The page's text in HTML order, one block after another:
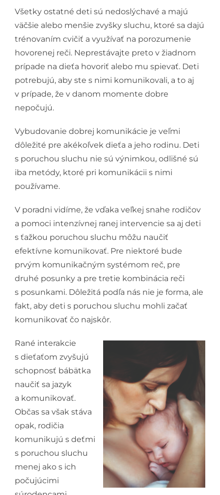
Všetky ostatné deti sú nedoslýchavé a majú
väčšie alebo menšie zvyšky sluchu, ktoré sa dajú
trénovaním cvičiť a využívať na porozumenie
hovorenej reči. Neprestávajte preto v žiadnom
prípade na dieťa hovoriť alebo mu spievať. Deti
potrebujú, aby ste s nimi komunikovali, a to aj
v prípade, že v danom momente dobre
nepočujú.
Vybudovanie dobrej komunikácie je veľmi
dôležité pre akékoľvek dieťa a jeho rodinu. Deti
s poruchou sluchu nie sú výnimkou, odlišné sú
iba metódy, ktoré pri komunikácii s nimi
používame.
V poradni vidíme, že vďaka veľkej snahe rodičov
a pomoci intenzívnej ranej intervencie sa aj deti
s ťažkou poruchou sluchu môžu naučiť
efektívne komunikovať. Pre niektoré bude
prvým komunikačným systémom reč, pre
druhé posunky a pre tretie kombinácia reči
s posunkami. Dôležitá podľa nás nie je forma, ale
fakt, aby deti s poruchou sluchu mohli začať
komunikovať čo najskôr.
Rané interakcie
s dieťaťom zvyšujú
schopnosť bábätka
naučiť sa jazyk
a komunikovať.
Občas sa však stáva
opak, rodičia
komunikujú s deťmi
s poruchou sluchu
menej ako s ich
počujúcimi